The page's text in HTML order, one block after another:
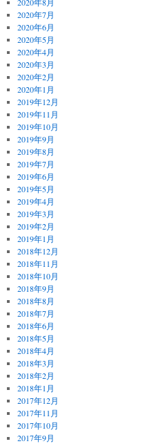
2020年8月
2020年7月
2020年6月
2020年5月
2020年4月
2020年3月
2020年2月
2020年1月
2019年12月
2019年11月
2019年10月
2019年9月
2019年8月
2019年7月
2019年6月
2019年5月
2019年4月
2019年3月
2019年2月
2019年1月
2018年12月
2018年11月
2018年10月
2018年9月
2018年8月
2018年7月
2018年6月
2018年5月
2018年4月
2018年3月
2018年2月
2018年1月
2017年12月
2017年11月
2017年10月
2017年9月